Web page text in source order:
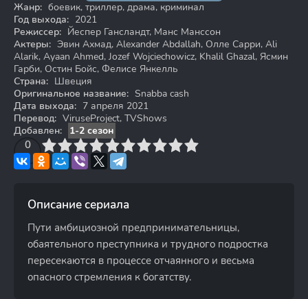
Жанр: боевик, триллер, драма, криминал
Год выхода: 2021
Режиссер: Йеспер Гансландт, Манс Манссон
Актеры: Эвин Ахмад, Alexander Abdallah, Олле Сарри, Ali
Alarik, Ayaan Ahmed, Jozef Wojciechowicz, Khalil Ghazal, Ясмин
Гарби, Остин Бойс, Фелисе Янкелль
Страна: Швеция
Оригинальное название: Snabba cash
Дата выхода: 7 апреля 2021
Перевод: ViruseProject, TVShows
Добавлен:
1-2 сезон
0
4 6 7 8 9 10
Описание сериала
Пути амбициозной предпринимательницы,
обаятельного преступника и трудного подростка
пересекаются в процессе отчаянного и весьма
опасного стремления к богатству.